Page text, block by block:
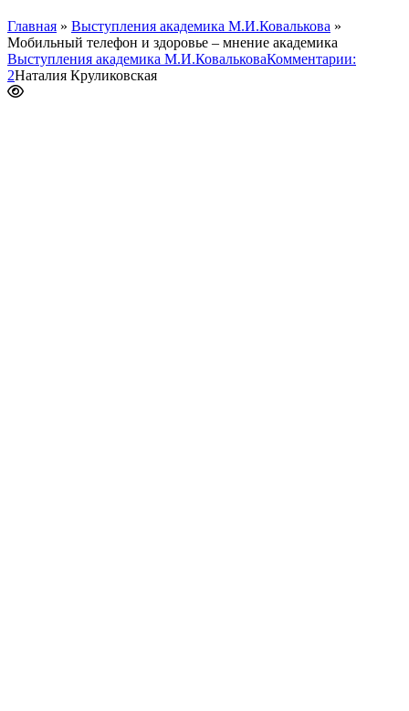
Главная » Выступления академика М.И.Ковалькова »
Мобильный телефон и здоровье – мнение академика
Выступления академика М.И.КовальковаКомментарии:
2Наталия Круликовская